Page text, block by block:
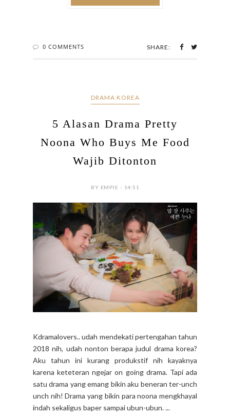
0 COMMENTS SHARE:
DRAMA KOREA
5 Alasan Drama Pretty
Noona Who Buys Me Food
Wajib Ditonton
BY EMPIE - 14:51
Kdramalovers.. udah mendekati pertengahan tahun
2018 nih, udah nonton berapa judul drama korea?
Aku tahun ini kurang produkstif nih kayaknya
karena keteteran ngejar on going drama. Tapi ada
satu drama yang emang bikin aku beneran ter-unch
unch nih! Drama yang bikin para noona mengkhayal
indah sekaligus baper sampai ubun-ubun. ...